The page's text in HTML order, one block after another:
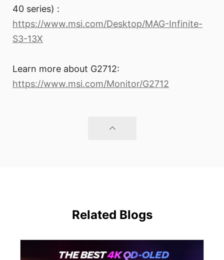
40 series) :
https://www.msi.com/Desktop/MAG-Infinite-
S3-13X
Learn more about G2712:
https://www.msi.com/Monitor/G2712
Related Blogs